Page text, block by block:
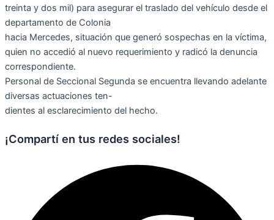
treinta y dos mil) para asegurar el traslado del vehículo desde el
departamento de Colonia
hacia Mercedes, situación que generó sospechas en la víctima,
quien no accedió al nuevo requerimiento y radicó la denuncia
correspondiente.
Personal de Seccional Segunda se encuentra llevando adelante
diversas actuaciones ten-
dientes al esclarecimiento del hecho.
¡Compartí en tus redes sociales!